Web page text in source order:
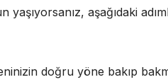
aşağıdaki
doğru yöne bakıp